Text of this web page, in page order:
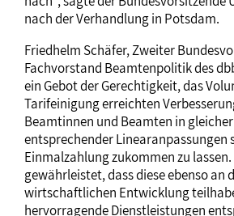
nach der Verhandlung in Potsdam.
Friedhelm Schäfer, Zweiter
Fachvorstand Beamtenpolitik des
ein Gebot der Gerechtigkeit, das
Tarifeinigung erreichten
Beamtinnen und Beamten in
entsprechender Linearanpassungen
Einmalzahlung zukommen zu
gewährleistet, dass diese ebenso an
wirtschaftlichen Entwicklung
hervorragende Dienstleistungen